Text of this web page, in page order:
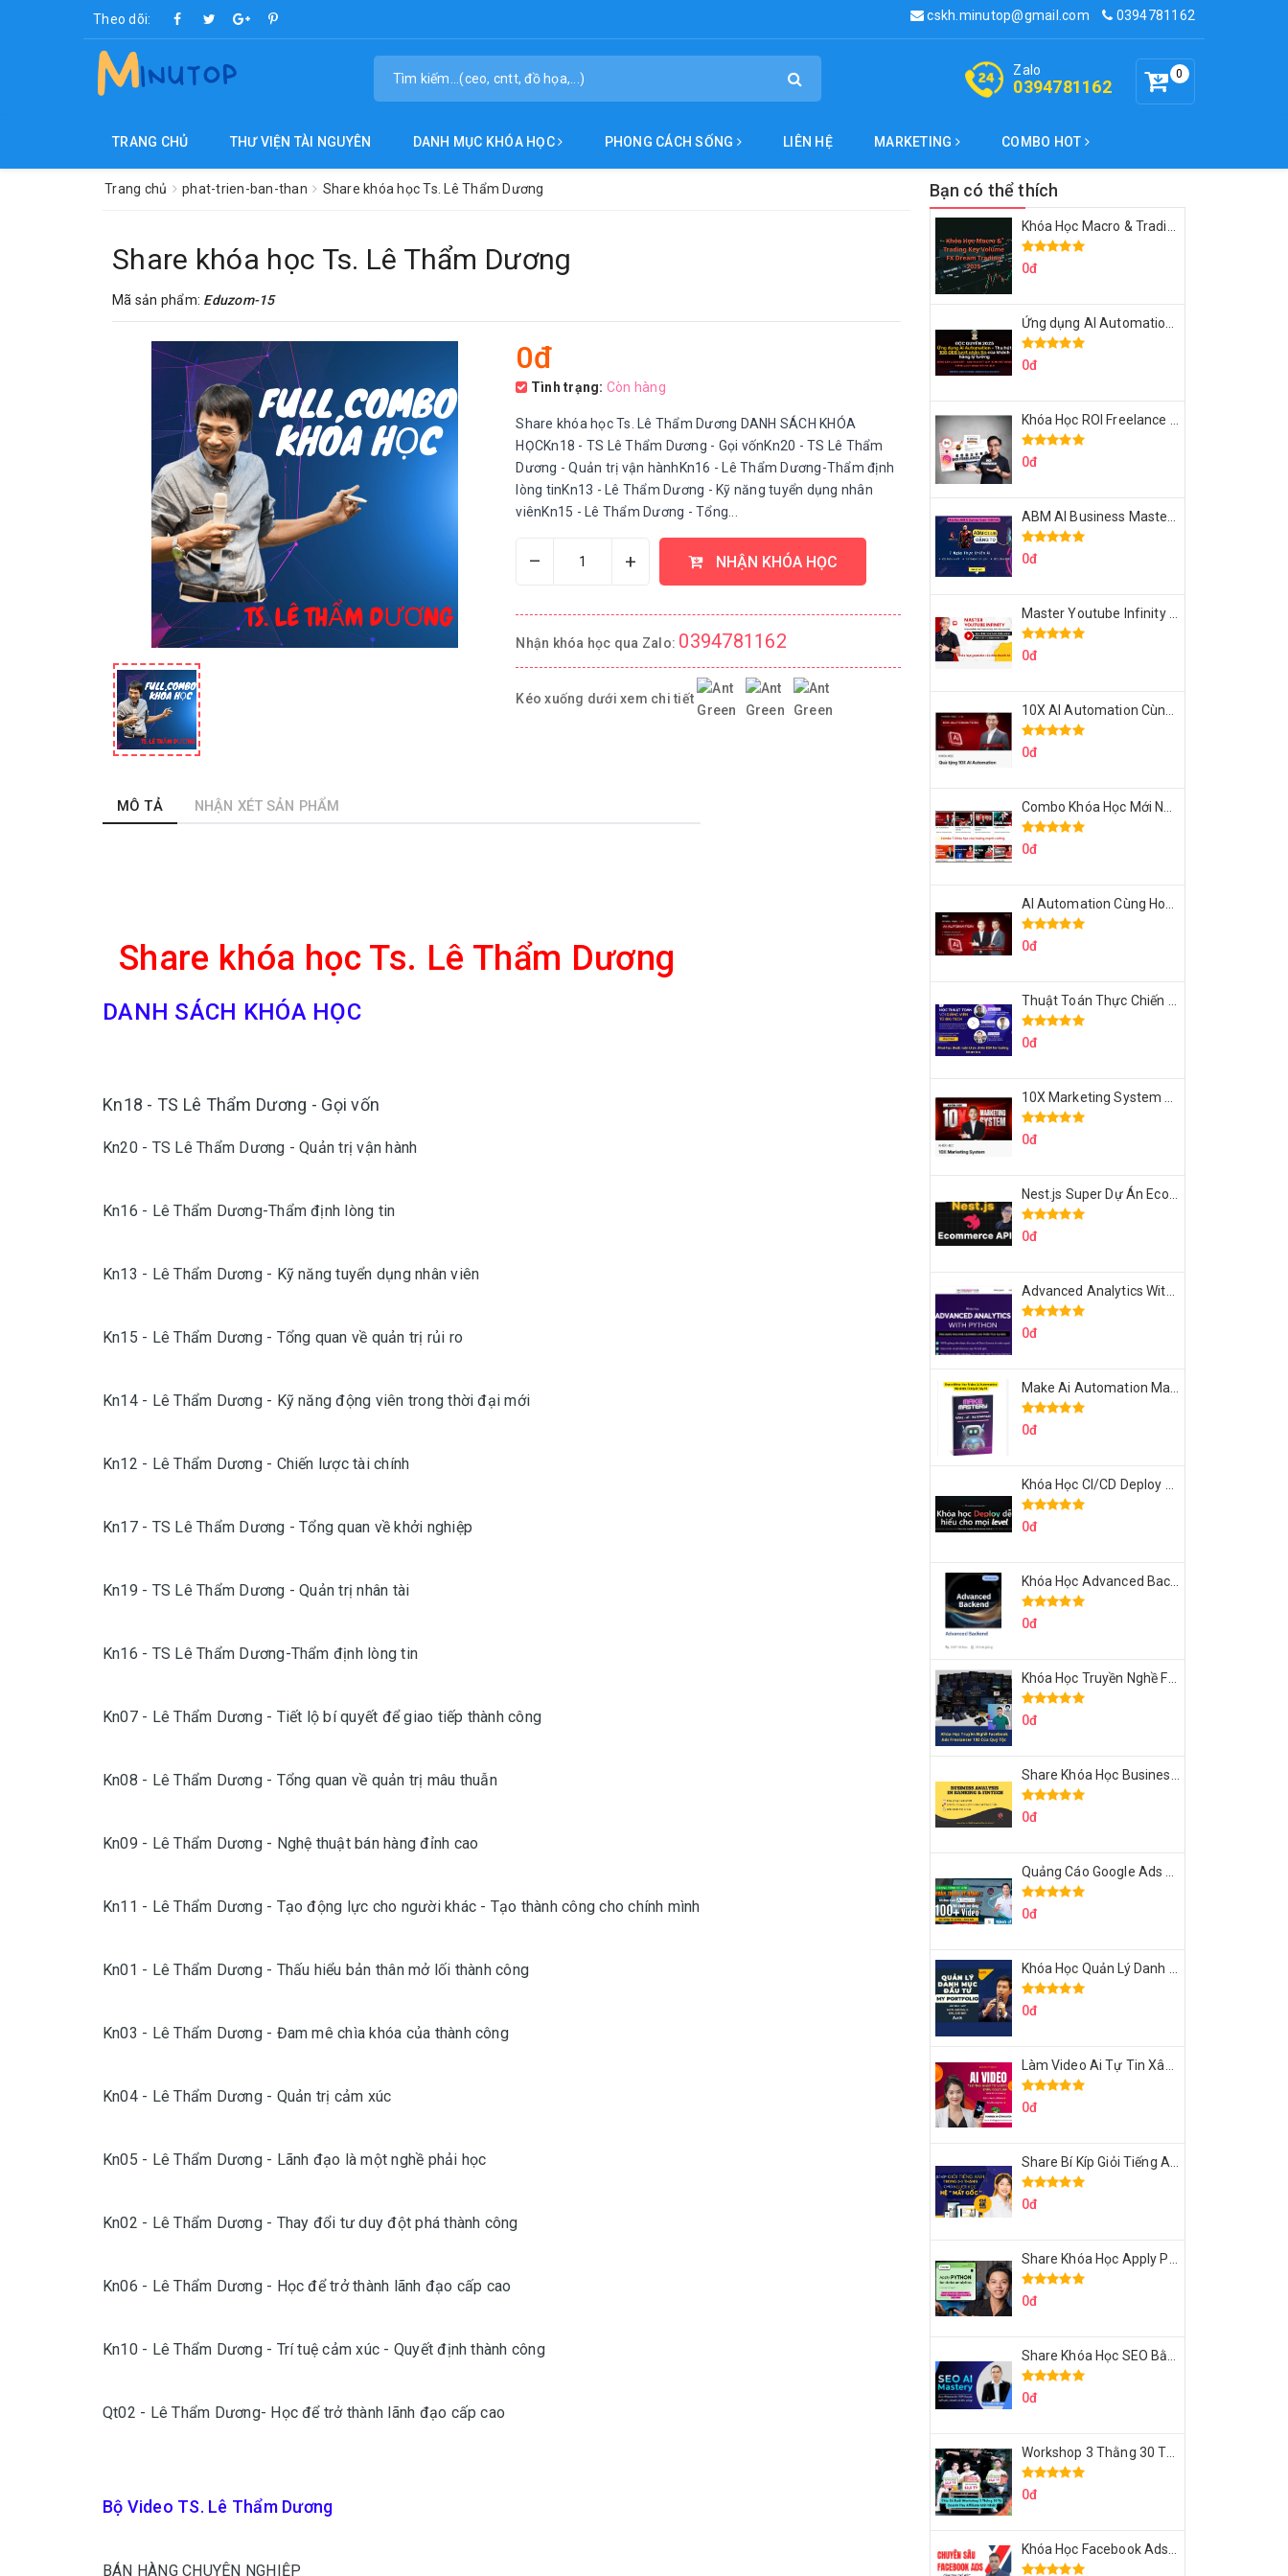
Theo dõi: cskh.minutop@gmail.com 0394781162
0
Zalo
0394781162
TRANG CHỦ THƯ VIỆN TÀI NGUYÊN DANH MỤC KHÓA HỌC PHONG CÁCH SỐNG LIÊN HỆ MARKETING COMBO HOT
Trang chủ phat-trien-ban-than Share khóa học Ts. Lê Thẩm Dương
Share khóa học Ts. Lê Thẩm Dương
Mã sản phẩm: Eduzom-15
0đ
Tình trạng: Còn hàng
Share khóa học Ts. Lê Thẩm Dương DANH SÁCH KHÓA
HỌCKn18 - TS Lê Thẩm Dương - Gọi vốnKn20 - TS Lê Thẩm
Dương - Quản trị vận hànhKn16 - Lê Thẩm Dương-Thẩm định
lòng tinKn13 - Lê Thẩm Dương - Kỹ năng tuyển dụng nhân
viênKn15 - Lê Thẩm Dương - Tổng...
– + NHẬN KHÓA HỌC
Nhận khóa học qua Zalo: 0394781162
Kéo xuống dưới xem chi tiết
MÔ TẢ NHẬN XÉT SẢN PHẨM
Share khóa học Ts. Lê Thẩm Dương
DANH SÁCH KHÓA HỌC
Kn18 - TS Lê Thẩm Dương - Gọi vốn
Kn20 - TS Lê Thẩm Dương - Quản trị vận hành
Kn16 - Lê Thẩm Dương-Thẩm định lòng tin
Kn13 - Lê Thẩm Dương - Kỹ năng tuyển dụng nhân viên
Kn15 - Lê Thẩm Dương - Tổng quan về quản trị rủi ro
Kn14 - Lê Thẩm Dương - Kỹ năng động viên trong thời đại mới
Kn12 - Lê Thẩm Dương - Chiến lược tài chính
Kn17 - TS Lê Thẩm Dương - Tổng quan về khởi nghiệp
Kn19 - TS Lê Thẩm Dương - Quản trị nhân tài
Kn16 - TS Lê Thẩm Dương-Thẩm định lòng tin
Kn07 - Lê Thẩm Dương - Tiết lộ bí quyết để giao tiếp thành công
Kn08 - Lê Thẩm Dương - Tổng quan về quản trị mâu thuẫn
Kn09 - Lê Thẩm Dương - Nghệ thuật bán hàng đỉnh cao
Kn11 - Lê Thẩm Dương - Tạo động lực cho người khác - Tạo thành công cho chính mình
Kn01 - Lê Thẩm Dương - Thấu hiểu bản thân mở lối thành công
Kn03 - Lê Thẩm Dương - Đam mê chìa khóa của thành công
Kn04 - Lê Thẩm Dương - Quản trị cảm xúc
Kn05 - Lê Thẩm Dương - Lãnh đạo là một nghề phải học
Kn02 - Lê Thẩm Dương - Thay đổi tư duy đột phá thành công
Kn06 - Lê Thẩm Dương - Học để trở thành lãnh đạo cấp cao
Kn10 - Lê Thẩm Dương - Trí tuệ cảm xúc - Quyết định thành công
Qt02 - Lê‌ ‌Thẩm‌ ‌Dương-‌ ‌Học‌ ‌để‌ ‌trở‌ ‌thành‌ ‌lãnh‌ ‌đạo‌ ‌cấp‌ ‌cao‌ ‌
Bộ Video TS. Lê Thẩm Dương
BÁN HÀNG CHUYÊN NGHIỆP
Bạn có thể thích
0đ
0đ
0đ
0đ
0đ
0đ
0đ
0đ
0đ
0đ
0đ
0đ
0đ
0đ
0đ
0đ
0đ
0đ
0đ
0đ
0đ
0đ
0đ
0đ